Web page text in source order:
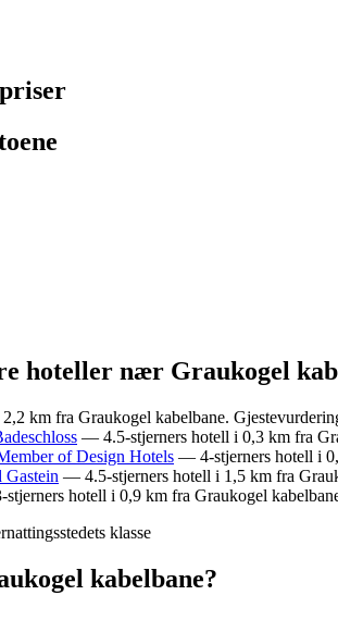
hoteller nær Graukogel
km fra Graukogel kabelbane.
— 4.5-stjerners hotell i 0,3 km fra
of Design Hotels — 4-stjerners hotell i
— 4.5-stjerners hotell i 1,5 km fra
hotell i 0,9 km fra Graukogel
klasse
kabelbane?